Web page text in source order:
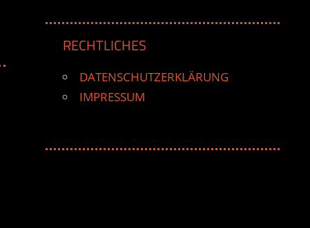
RECHTLICHES
DATENSCHUTZERKLÄRUNG
IMPRESSUM